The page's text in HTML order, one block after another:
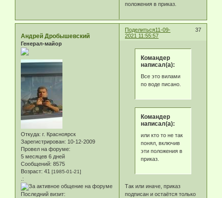
положения в приказ.
Поделиться 37
11-09-
2021 11:55:57
Андрей Дробышевский
Генерал-майор
Откуда: г. Красноярск
Зарегистрирован: 10-12-2009
Провел на форуме:
5 месяцев 6 дней
Сообщений: 8575
Возраст: 41 [1985-01-21]
.:
Последний визит:
Командер
написал(а):
Все это вилами
по воде писано.
Командер
написал(а):
или кто то не так
понял, включив
эти положения в
приказ.
Так или иначе, приказ
подписан и остаётся только